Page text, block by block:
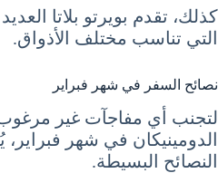
كذلك، تقدم بويرتو بلاتا
التي تناسب مختلف الأذواق.
نصائح السفر في شهر فبراير
لتجنب أي مفاجآت غير مرغوب
الدومينيكان في شهر
النصائح البسيطة.